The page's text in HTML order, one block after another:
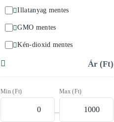
Illatanyag mentes
GMO mentes
Kén-dioxid mentes
Ár (Ft)
Min (Ft)
–
Max (Ft)